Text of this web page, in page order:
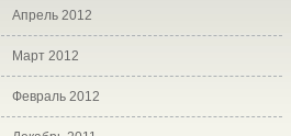
Апрель 2012
Март 2012
Февраль 2012